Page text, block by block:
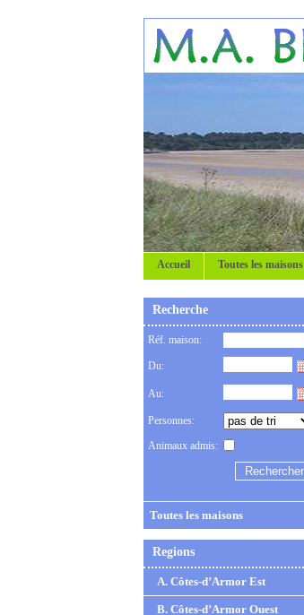
Accueil Toutes les maisons
Recherche
Réf. maison:
Du:
Au:
Personnes:
Animaux admis:
Toutes les maisons
Regions
A. Côtes-d’Armor Est
B. Côtes-d’Armor Ouest